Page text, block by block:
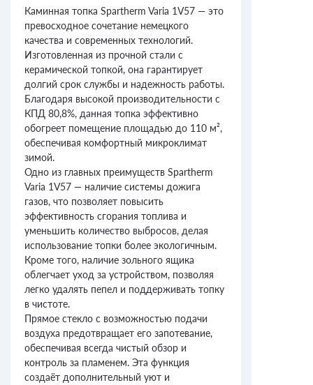
Каминная топка Spartherm Varia 1V57 — это
превосходное сочетание немецкого
качества и современных технологий.
Изготовленная из прочной стали с
керамической топкой, она гарантирует
долгий срок службы и надежность работы.
Благодаря высокой производительности с
КПД 80,8%, данная топка эффективно
обогреет помещение площадью до 110 м²,
обеспечивая комфортный микроклимат
зимой.
Одно из главных преимуществ Spartherm
Varia 1V57 — наличие системы дожига
газов, что позволяет повысить
эффективность сгорания топлива и
уменьшить количество выбросов, делая
использование топки более экологичным.
Кроме того, наличие зольного ящика
облегчает уход за устройством, позволяя
легко удалять пепел и поддерживать топку
в чистоте.
Прямое стекло с возможностью подачи
воздуха предотвращает его запотевание,
обеспечивая всегда чистый обзор и
контроль за пламенем. Эта функция
создаёт дополнительный уют и